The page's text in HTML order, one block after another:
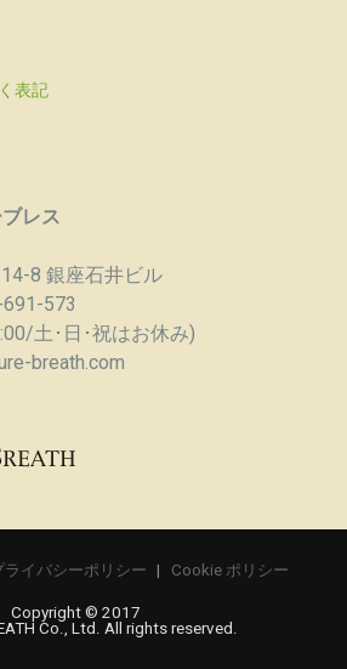
表記
レス
8 銀座石井ビル
573
土･日･祝はお休み)
breath.com
ライバシーポリシー Cookie ポリシー
Copyright © 2017
Co., Ltd. All rights reserved.